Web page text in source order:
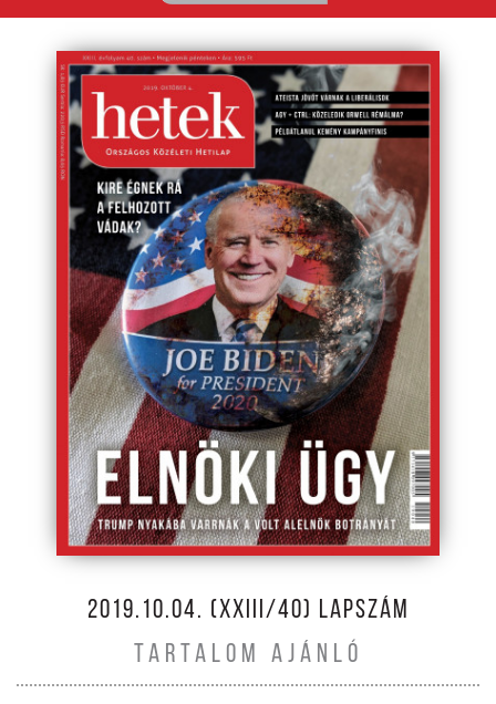
2019.10.04. (XXIII/40) LAPSZÁM
TARTALOM AJÁNLÓ